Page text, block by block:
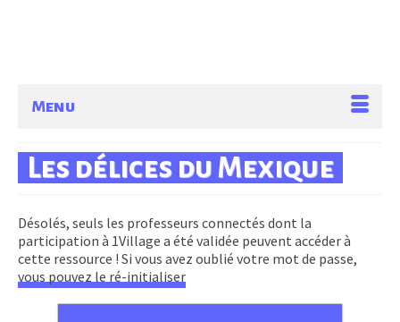
Menu
Les délices du Mexique
Désolés, seuls les professeurs connectés dont la
participation à 1Village a été validée peuvent accéder à
cette ressource ! Si vous avez oublié votre mot de passe,
vous pouvez le ré-initialiser